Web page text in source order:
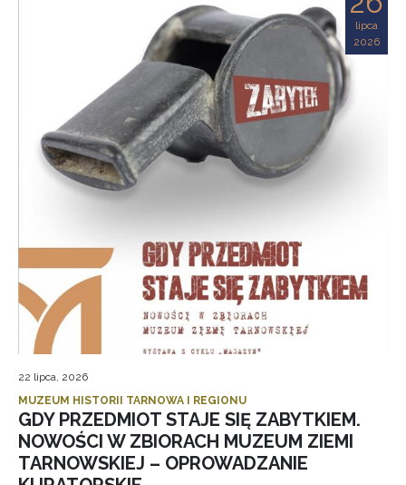
lipca
2026
22 lipca, 2026
MUZEUM HISTORII TARNOWA I REGIONU
GDY PRZEDMIOT STAJE SIĘ ZABYTKIEM.
NOWOŚCI W ZBIORACH MUZEUM ZIEMI
TARNOWSKIEJ – OPROWADZANIE